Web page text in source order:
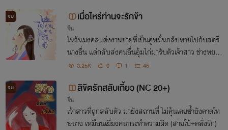
จบ เมื่อไหร่ท่านจะรักข้า
จีน
ในวันมงคลแต่งงานชายที่เป็นคู่หมั้นกลับหายไปกับสตรี
นางอื่น แต่กลับส่งคนอื่นอุ้มไก่มารับตัวเจ้าสาว ช่างหยาม
เกียรตินางเกินไปแล้วกระมัง ในเมื่อชายคู่หมั้นหนีงานแต่
3.25K 0 1 45
จบ ลิขิตรักสลับเกี้ยว (NC 20+)
จีน
เจ้าสาวที่ถูกสลับตัว มายังสถานที่ ไม่คุ้นเคยซ้ำยังคาดโท
ษนาง เหมือนเยี่ยงคนกระทำความผิด (สายโบ้+คลั่งรัก)